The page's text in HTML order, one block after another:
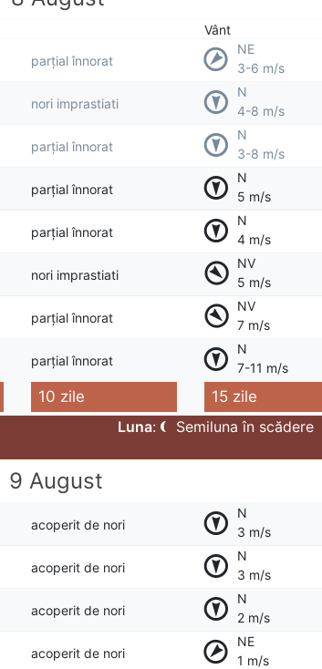
Vânt
parțial înnorat
NE
3-6 m/s
nori imprastiati
N
4-8 m/s
parțial înnorat
N
3-8 m/s
parțial înnorat
N
5 m/s
parțial înnorat
N
4 m/s
nori imprastiati
NV
5 m/s
parțial înnorat
NV
7 m/s
parțial înnorat
N
7-11 m/s
10 zile 15 zile
Luna: Semiluna în scădere
9 August
acoperit de nori
N
3 m/s
acoperit de nori
N
3 m/s
acoperit de nori
N
2 m/s
acoperit de nori
NE
1 m/s